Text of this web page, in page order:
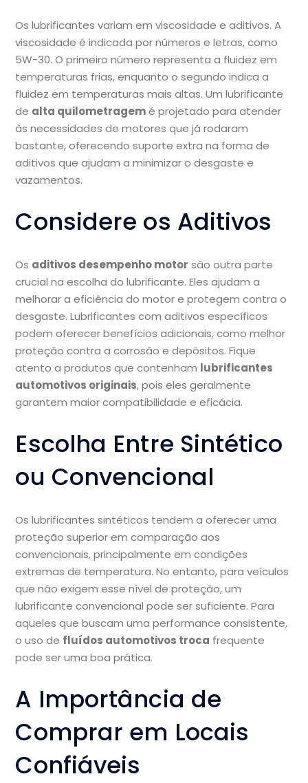
Os lubrificantes variam em viscosidade e aditivos. A
viscosidade é indicada por números e letras, como
5W-30. O primeiro número representa a fluidez em
temperaturas frias, enquanto o segundo indica a
fluidez em temperaturas mais altas. Um lubrificante
de alta quilometragemé projetado para atender
às necessidades de motores que já rodaram
bastante, oferecendo suporte extra na forma de
aditivos que ajudam a minimizar o desgaste e
vazamentos.
Considere os Aditivos
Os aditivos desempenho motor são outra parte
crucial na escolha do lubrificante. Eles ajudam a
melhorar a eficiência do motor e protegem contra o
desgaste. Lubrificantes com aditivos específicos
podem oferecer benefícios adicionais, como melhor
proteção contra a corrosão e depósitos. Fique
atento a produtos que contenham lubrificantes
automotivos originais, pois eles geralmente
garantem maior compatibilidade e eficácia.
Escolha Entre Sintético
ou Convencional
Os lubrificantes sintéticos tendem a oferecer uma
proteção superior em comparação aos
convencionais, principalmente em condições
extremas de temperatura. No entanto, para veículos
que não exigem esse nível de proteção, um
lubrificante convencional pode ser suficiente. Para
aqueles que buscam uma performance consistente,
o uso de fluídos automotivos troca frequente
pode ser uma boa prática.
A Importância de
Comprar em Locais
Confiáveis